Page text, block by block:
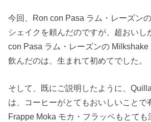
今回、Ron con Pasa ラム・レーズン
シェイクを頼んだのですが、超おいし
con Pasa ラム・レーズンの Milkshake
飲んだのは、生まれて初めてでした。
そして、既にご説明したように、
は、コーヒーがとてもおいしいことで
Frappe Moka モカ・フラッペもとても